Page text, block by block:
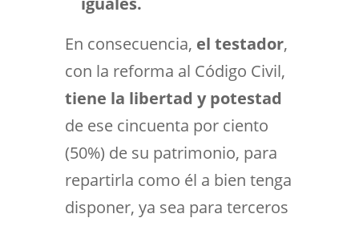
En consecuencia, el testador,
con la reforma al Código Civil,
tiene la libertad y potestad
de ese cincuenta por ciento
(50%) de su patrimonio, para
repartirla como él a bien tenga
disponer, ya sea para terceros